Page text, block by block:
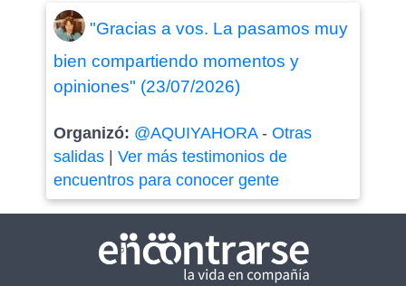
"Gracias a vos. La pasamos muy
bien compartiendo momentos y
opiniones" (23/07/2026)
Organizó: @AQUIYAHORA- Otras
salidas| Ver más testimonios de
encuentros para conocer gente